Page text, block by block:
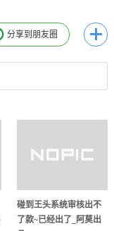
分享到朋友圈
碰到王头系统审核出不
了款~已经出了_阿莫出